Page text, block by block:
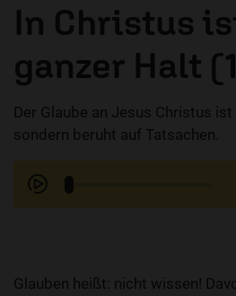
In Christus
ganzer Halt
Der Glaube an Jesus Christus
sondern beruht auf Tatsachen.
Glauben heißt: nicht wissen!